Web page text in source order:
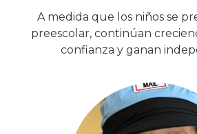
A medida que los niños se
preescolar, continúan
confianza y ganan